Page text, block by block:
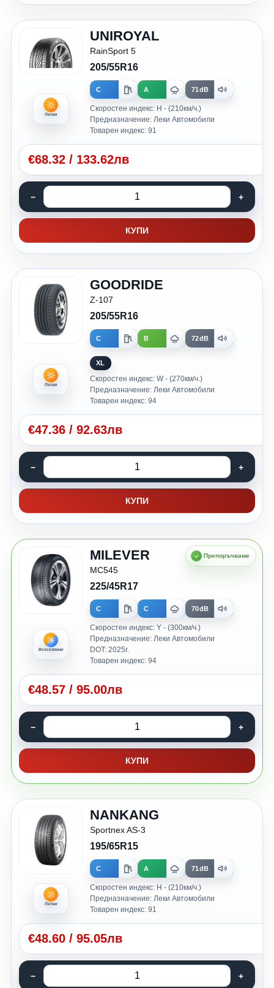
Летни
UNIROYAL
RainSport 5
205/55R16
C A 71dB
Скоростен индекс: H - (210км/ч.)
Предназначение: Леки Автомобили
Товарен индекс: 91
€68.32 / 133.62лв
КУПИ
Летни
GOODRIDE
Z-107
205/55R16
C B 72dB
XL
Скоростен индекс: W - (270км/ч.)
Предназначение: Леки Автомобили
Товарен индекс: 94
€47.36 / 92.63лв
КУПИ
Всесезонни
MILEVER
MC545
225/45R17
C C 70dB
Скоростен индекс: Y - (300км/ч.)
Предназначение: Леки Автомобили
DOT: 2025г.
Товарен индекс: 94
€48.57 / 95.00лв
КУПИ
Летни
NANKANG
Sportnex AS-3
195/65R15
C A 71dB
Скоростен индекс: H - (210км/ч.)
Предназначение: Леки Автомобили
Товарен индекс: 91
€48.60 / 95.05лв